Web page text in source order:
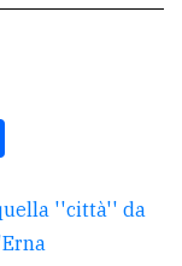
''città'' da